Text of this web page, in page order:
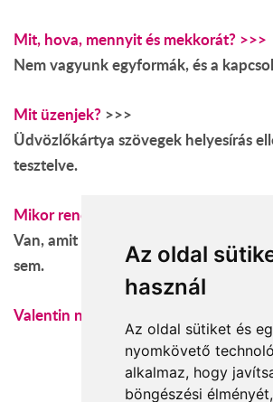
Az oldal
használ
Az oldal sütiket és
nyomkövető
alkalmaz, hogy
böngészési
Mit, hova, mennyit és mekkorát? >>>
Nem vagyunk egyformák, és a
Mit üzenjek? >>>
Üdvözlőkártya szövegek helyesírás
tesztelve.
Mikor rendeljem meg? >>>
Van, amit érdemes a végtelenségig
sem.
Valentin napi virágcsokrok itt >>>